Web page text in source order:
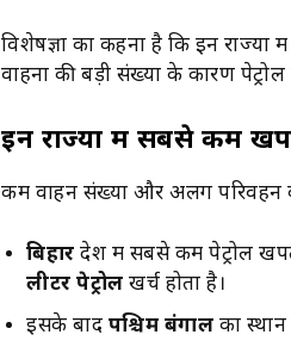
विशेषज्ञों का कहना है कि इन
वाहनों की बड़ी संख्या के कारण पेट्रोल
इन राज्यों में सबसे कम
कम वाहन संख्या और अलग परिवहन
बिहार देश में सबसे कम पेट्रोल खपत
लीटर पेट्रोल खर्च होता है।
इसके बाद पश्चिम बंगाल का